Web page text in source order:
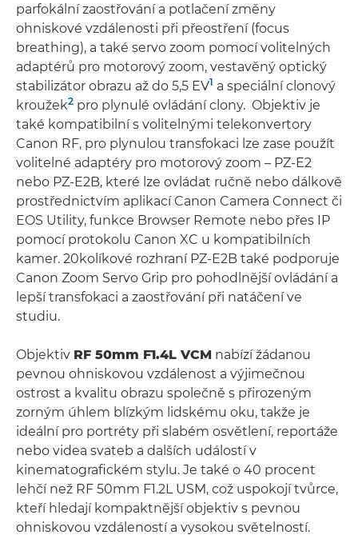
parfokální zaostřování a potlačení změny
ohniskové vzdálenosti při přeostření (focus
breathing), a také servo zoom pomocí volitelných
adaptérů pro motorový zoom, vestavěný optický
stabilizátor obrazu až do 5,5 EV1 a speciální clonový
kroužek2 pro plynulé ovládání clony. Objektiv je
také kompatibilní s volitelnými telekonvertory
Canon RF, pro plynulou transfokaci lze zase použít
volitelné adaptéry pro motorový zoom – PZ-E2
nebo PZ-E2B, které lze ovládat ručně nebo dálkově
prostřednictvím aplikací Canon Camera Connect či
EOS Utility, funkce Browser Remote nebo přes IP
pomocí protokolu Canon XC u kompatibilních
kamer. 20kolíkové rozhraní PZ-E2B také podporuje
Canon Zoom Servo Grip pro pohodlnější ovládání a
lepší transfokaci a zaostřování při natáčení ve
studiu.
Objektiv RF 50mm F1.4L VCM nabízí žádanou
pevnou ohniskovou vzdálenost a výjimečnou
ostrost a kvalitu obrazu společně s přirozeným
zorným úhlem blízkým lidskému oku, takže je
ideální pro portréty při slabém osvětlení, reportáže
nebo videa svateb a dalších událostí v
kinematografickém stylu. Je také o 40 procent
lehčí než RF 50mm F1.2L USM, což uspokojí tvůrce,
kteří hledají kompaktnější objektiv s pevnou
ohniskovou vzdáleností a vysokou světelností.